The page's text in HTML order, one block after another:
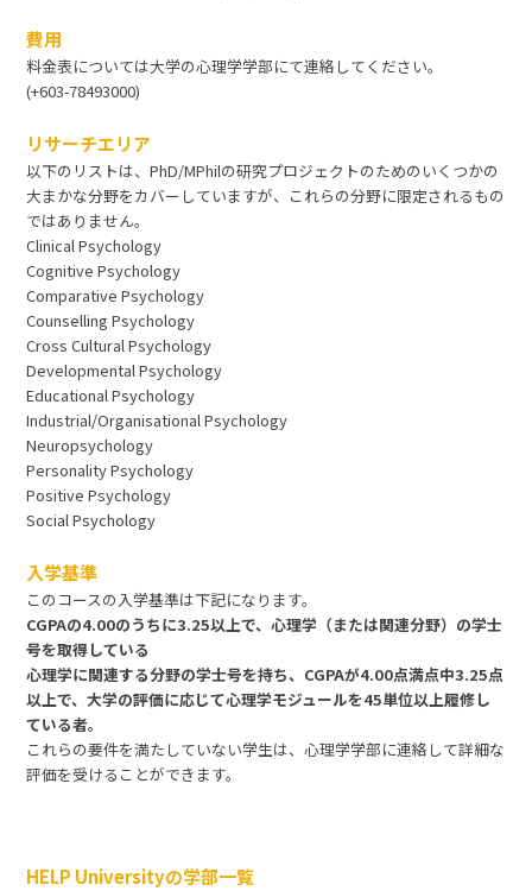
費用
料金表については大学の心理学学部にて連絡してください。
(+603-78493000)
リサーチエリア
以下のリストは、PhD/MPhilの研究プロジェクトのためのいくつかの
大まかな分野をカバーしていますが、これらの分野に限定されるもの
ではありません。
Clinical Psychology
Cognitive Psychology
Comparative Psychology
Counselling Psychology
Cross Cultural Psychology
Developmental Psychology
Educational Psychology
Industrial/Organisational Psychology
Neuropsychology
Personality Psychology
Positive Psychology
Social Psychology
入学基準
このコースの入学基準は下記になります。
CGPAの4.00のうちに3.25以上で、心理学（または関連分野）の学士
号を取得している
心理学に関連する分野の学士号を持ち、CGPAが4.00点満点中3.25点
以上で、大学の評価に応じて心理学モジュールを45単位以上履修し
ている者。
これらの要件を満たしていない学生は、心理学学部に連絡して詳細な
評価を受けることができます。
HELP Universityの学部一覧